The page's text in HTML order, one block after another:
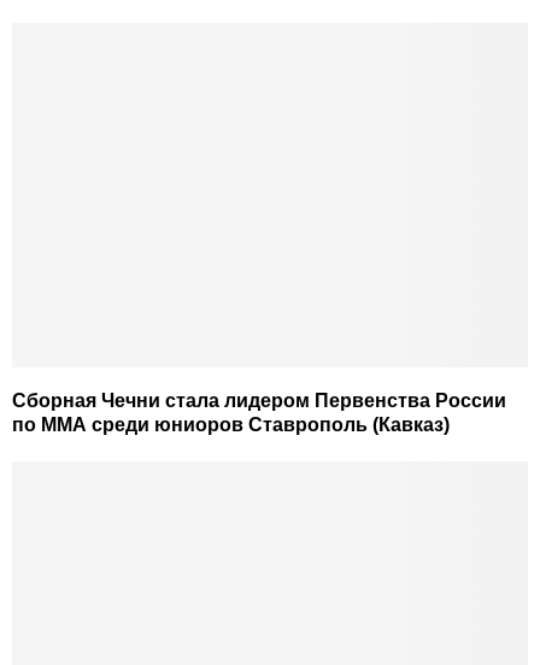
Сборная Чечни стала лидером Первенства России
по ММА среди юниоров Ставрополь (Кавказ)